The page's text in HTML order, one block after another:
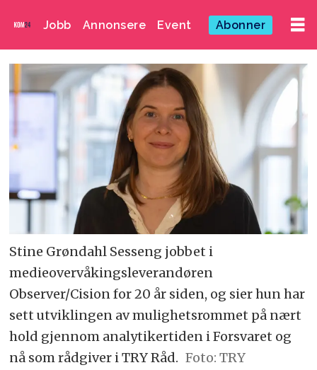
Jobb Annonsere Event Abonner
Stine Grøndahl Sesseng jobbet i
medieovervåkingsleverandøren
Observer/Cision for 20 år siden, og sier hun har
sett utviklingen av mulighetsrommet på nært
hold gjennom analytikertiden i Forsvaret og
nå som rådgiver i TRY Råd. Foto: TRY